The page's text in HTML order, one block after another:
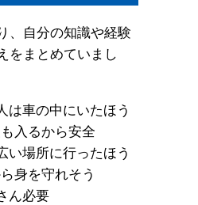
、自分の知識や経験
をまとめていまし
は車の中にいたほう
入るから安全
い場所に行ったほう
身を守れそう
ん必要